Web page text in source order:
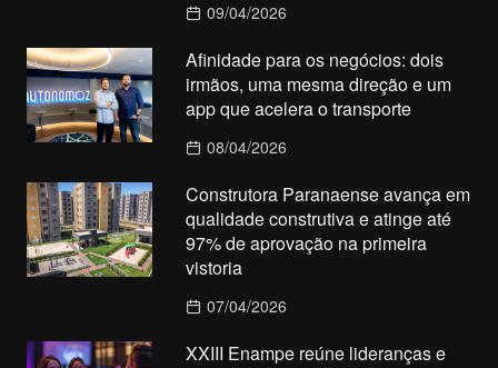
09/04/2026
Afinidade para os negócios: dois
irmãos, uma mesma direção e um
app que acelera o transporte
08/04/2026
Construtora Paranaense avança em
qualidade construtiva e atinge até
97% de aprovação na primeira
vistoria
07/04/2026
XXIII Enampe reúne lideranças e